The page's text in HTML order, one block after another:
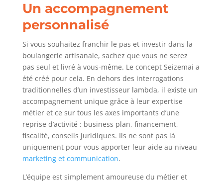
Un accompagnement
personnalisé
Si vous souhaitez franchir le pas et investir dans la
boulangerie artisanale, sachez que vous ne serez
pas seul et livré à vous-même. Le concept Seizemai a
été créé pour cela. En dehors des interrogations
traditionnelles d’un investisseur lambda, il existe un
accompagnement unique grâce à leur expertise
métier et ce sur tous les axes importants d’une
reprise d’activité : business plan, financement,
fiscalité, conseils juridiques. Ils ne sont pas là
uniquement pour vous apporter leur aide au niveau
marketing et communication.
L’équipe est simplement amoureuse du métier et